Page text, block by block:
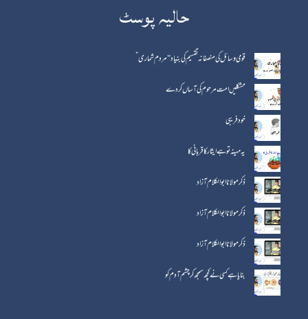
حالیہ پوسٹ
قومی وسائل کی منصفانہ تقسیم کی بنیاد "مردم شماری”
مشکلیں امت مرحوم کی آساں کردے
خود فریبی
یہ مہینہ تو ہے ایثار کا قربانی کا
ذکر مولانا ابوالکلام آزاد
ذکر مولانا ابو الکلام آزاد
ذکر مولانا ابو الکلام آزاد
بنایا ہے کسی نے کچھ سمجھ کر چشم آدم کو